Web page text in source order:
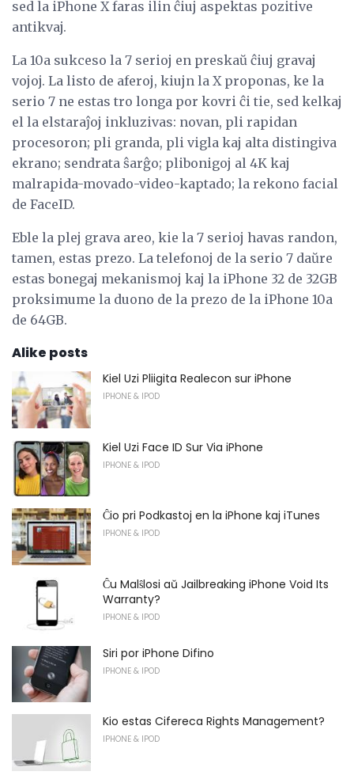
sed la iPhone X faras ilin ĉiuj aspektas pozitive
antikvaj.
La 10a sukceso la 7 serioj en preskaŭ ĉiuj gravaj
vojoj. La listo de aferoj, kiujn la X proponas, ke la
serio 7 ne estas tro longa por kovri ĉi tie, sed kelkaj
el la elstaraĵoj inkluzivas: novan, pli rapidan
procesoron; pli granda, pli vigla kaj alta distingiva
ekrano; sendrata ŝarĝo; plibonigoj al 4K kaj
malrapida-movado-video-kaptado; la rekono facial
de FaceID.
Eble la plej grava areo, kie la 7 serioj havas randon,
tamen, estas prezo. La telefonoj de la serio 7 daŭre
estas bonegaj mekanismoj kaj la iPhone 32 de 32GB
proksimume la duono de la prezo de la iPhone 10a
de 64GB.
Alike posts
Kiel Uzi Pliigita Realecon sur iPhone
IPHONE & IPOD
Kiel Uzi Face ID Sur Via iPhone
IPHONE & IPOD
Ĉio pri Podkastoj en la iPhone kaj iTunes
IPHONE & IPOD
Ĉu Malŝlosi aŭ Jailbreaking iPhone Void Its
Warranty?
IPHONE & IPOD
Siri por iPhone Difino
IPHONE & IPOD
Kio estas Cifereca Rights Management?
IPHONE & IPOD